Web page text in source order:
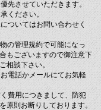
先させていただきます。
ください。
ついてはお問い合わせく
の管理規約で可能になっ
もございますので御注意下
相談下さい。
電話かメールにてお気軽
費用につきまして、防犯
原則お断りしております。